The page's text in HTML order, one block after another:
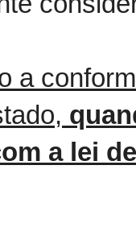
a
a lei